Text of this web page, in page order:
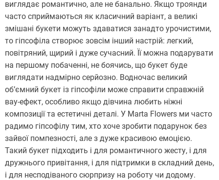
виглядає романтично, але не банально. Якщо троянди
часто сприймаються як класичний варіант, а великі
змішані букети можуть здаватися занадто урочистими,
то гіпсофіла створює зовсім інший настрій: легкий,
повітряний, щирий і дуже сучасний. Її можна подарувати
на першому побаченні, не боячись, що букет буде
виглядати надмірно серйозно. Водночас великий
об’ємний букет із гіпсофіли може справити справжній
вау-ефект, особливо якщо дівчина любить ніжні
композиції та естетичні деталі. У Marta Flowers ми часто
радимо гіпсофілу тим, хто хоче зробити подарунок без
зайвої помпезності, але з дуже красивою емоцією.
Такий букет підходить і для романтичного жесту, і для
дружнього привітання, і для підтримки в складний день,
і для несподіваного сюрпризу на роботу чи додому.